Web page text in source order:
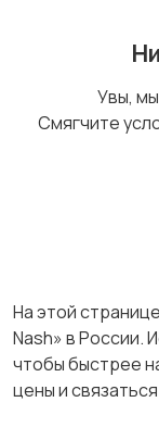
Увы,
Смягчите
На этой
Nash» в России.
чтобы быстрее
цены и